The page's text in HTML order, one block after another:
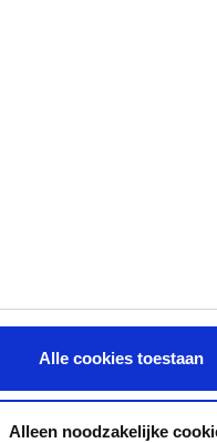
Alle cookies toestaan
Alleen noodzakelijke